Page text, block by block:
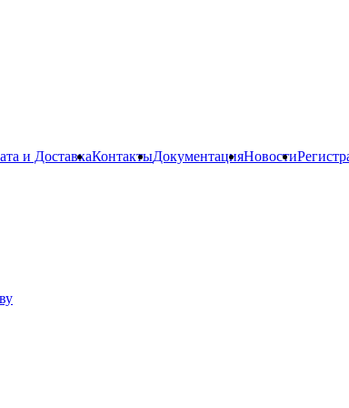
и ДоставкаКонтактыДокументацияНовости